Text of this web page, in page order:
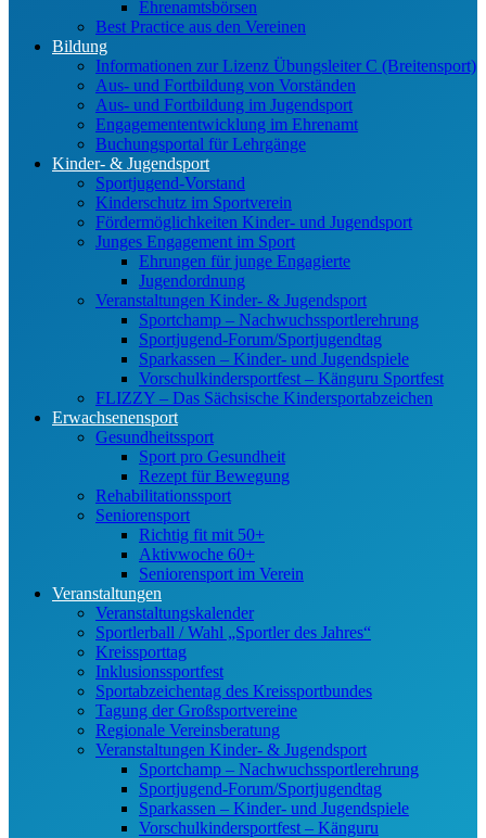
Ehrenamtsbörsen
Best Practice aus den Vereinen
Bildung
Informationen zur Lizenz Übungsleiter C (Breitensport)
Aus- und Fortbildung von Vorständen
Aus- und Fortbildung im Jugendsport
Engagemententwicklung im Ehrenamt
Buchungsportal für Lehrgänge
Kinder- & Jugendsport
Sportjugend-Vorstand
Kinderschutz im Sportverein
Fördermöglichkeiten Kinder- und Jugendsport
Junges Engagement im Sport
Ehrungen für junge Engagierte
Jugendordnung
Veranstaltungen Kinder- & Jugendsport
Sportchamp – Nach­wuchs­sportler­ehrung
Sportjugend-Forum/Sport­jugend­tag
Sparkassen – Kinder- und Jugendspiele
Vorschulkindersportfest – Känguru Sportfest
FLIZZY – Das Sächsische Kindersportabzeichen
Erwachsenensport
Gesundheitssport
Sport pro Gesundheit
Rezept für Bewegung
Rehabilitationssport
Seniorensport
Richtig fit mit 50+
Aktivwoche 60+
Seniorensport im Verein
Veranstaltungen
Veranstaltungskalender
Sportlerball / Wahl „Sportler des Jahres“
Kreissporttag
Inklusionssportfest
Sportabzeichentag des Kreissportbundes
Tagung der Großsportvereine
Regionale Vereinsberatung
Veranstaltungen Kinder- & Jugendsport
Sportchamp – Nach­wuchs­sportler­ehrung
Sportjugend-Forum/Sport­jugend­tag
Sparkassen – Kinder- und Jugendspiele
Vorschulkindersportfest – Känguru